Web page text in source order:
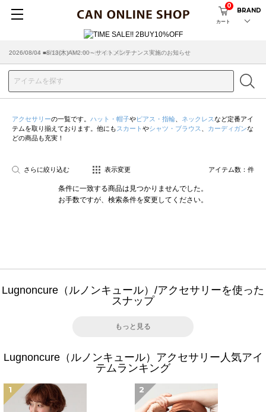
カート
0
BRAND
2026/08/04 ■8/13(木)AM2:00～サイトメンテナンス実施のお知らせ
2026/03/18 ■店舗受け取りサービスのご案内
アクセサリーの一覧です。 ハット・帽子やピアス・指輪 ネックレスなど定番アイ
テムを取り揃えております。他にも スカート やシャツ・ブラウス カーディガンな
どの商品も充実！
さらに絞り込む 表示変更 アイテム数： 件
条件に一致する商品は見つかりませんでした。
お手数ですが、検索条件を変更してください。
Lugnoncure（ルノンキュール）/アクセサリーを使った
スナップ
もっと見る
Lugnoncure（ルノンキュール）アクセサリー人気アイ
テムランキング
1 2